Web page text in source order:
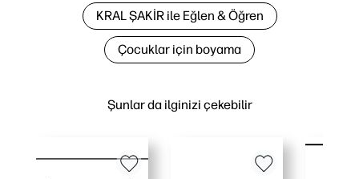
Şunlar da ilginizi çekebilir
KRAL ŞAKİR ile Eğlen & Öğren
Çocuklar için boyama